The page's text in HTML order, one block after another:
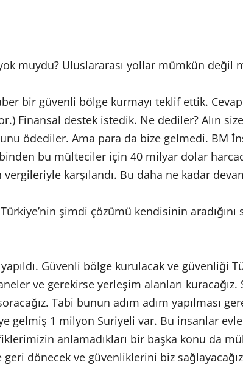
muydu? Uluslararası yollar mümkün değil
bir güvenli bölge kurmayı teklif ettik.
Finansal destek istedik. Ne dediler? Alın
ödediler. Ama para da bize gelmedi. BM
bu mülteciler için 40 milyar dolar
vergileriyle karşılandı. Bu daha ne kadar
şimdi çözümü kendisinin
Güvenli bölge kurulacak ve güvenliği
ve gerekirse yerleşim alanları
Tabi bunun adım adım yapılması
gelmiş 1 milyon Suriyeli var. Bu insanlar
anlamadıkları bir başka konu da
dönecek ve güvenliklerini biz